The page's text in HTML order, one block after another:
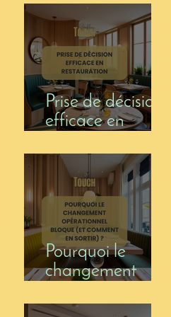
Prise de décision
efficace en
Pourquoi le
changement
bloque (et